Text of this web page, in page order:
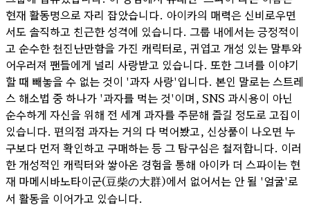
현재 활동명으로 자리 잡았습니다. 아이카의 매력은 신비로우면
서도 솔직하고 친근한 성격에 있습니다. 그룹 내에서는 긍정적이
고 순수한 천진난만함을 가진 캐릭터로, 귀엽고 개성 있는 말투와
어우러져 팬들에게 널리 사랑받고 있습니다. 또한 그녀를 이야기
할 때 빼놓을 수 없는 것이 '과자 사랑'입니다. 본인 말로는 스트레
스 해소법 중 하나가 '과자를 먹는 것'이며, SNS 과시용이 아닌
순수하게 자신을 위해 전 세계 과자를 주문해 즐길 정도로 고집이
있습니다. 편의점 과자는 거의 다 먹어봤고, 신상품이 나오면 누
구보다 먼저 확인하고 구매하는 등 그 탐구심은 철저합니다. 이러
한 개성적인 캐릭터와 쌓아온 경험을 통해 아이카 더 스파이는 현
재 마메시바노타이군(豆柴の大群)에서 없어서는 안 될 '얼굴'로
서 활동을 이어가고 있습니다.